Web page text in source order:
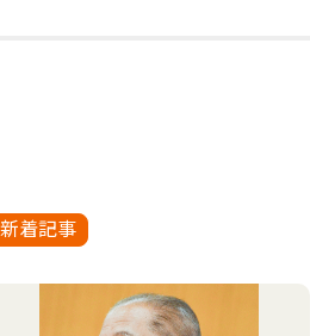
新着記事